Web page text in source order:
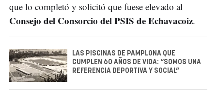
que lo completó y solicitó que fuese elevado al
Consejo del Consorcio del PSIS de Echavacoiz.
LAS PISCINAS DE PAMPLONA QUE
CUMPLEN 60 AÑOS DE VIDA: “SOMOS UNA
REFERENCIA DEPORTIVA Y SOCIAL”